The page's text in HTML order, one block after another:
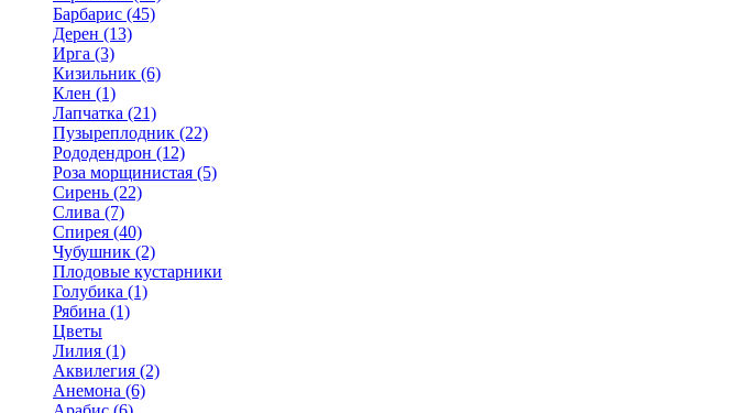
Барбарис (45)
Дерен (13)
Ирга (3)
Кизильник (6)
Клен (1)
Лапчатка (21)
Пузыреплодник (22)
Рододендрон (12)
Роза морщинистая (5)
Сирень (22)
Слива (7)
Спирея (40)
Чубушник (2)
Плодовые кустарники
Голубика (1)
Рябина (1)
Цветы
Лилия (1)
Аквилегия (2)
Анемона (6)